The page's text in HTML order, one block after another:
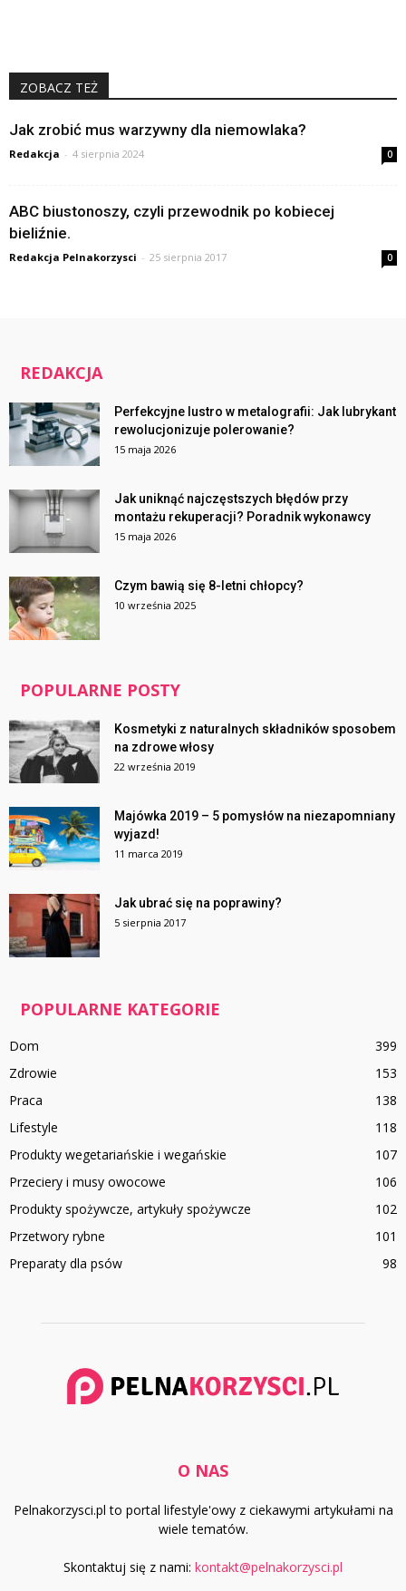
ZOBACZ TEŻ
Jak zrobić mus warzywny dla niemowlaka?
Redakcja - 4 sierpnia 2024 0
ABC biustonoszy, czyli przewodnik po kobiecej
bieliźnie.
Redakcja Pelnakorzysci - 25 sierpnia 2017 0
REDAKCJA
Perfekcyjne lustro w metalografii: Jak lubrykant
rewolucjonizuje polerowanie?
15 maja 2026
Jak uniknąć najczęstszych błędów przy
montażu rekuperacji? Poradnik wykonawcy
15 maja 2026
Czym bawią się 8-letni chłopcy?
10 września 2025
POPULARNE POSTY
Kosmetyki z naturalnych składników sposobem
na zdrowe włosy
22 września 2019
Majówka 2019 – 5 pomysłów na niezapomniany
wyjazd!
11 marca 2019
Jak ubrać się na poprawiny?
5 sierpnia 2017
POPULARNE KATEGORIE
Dom
399
Zdrowie
153
Praca
138
Lifestyle
118
Produkty wegetariańskie i wegańskie
107
Przeciery i musy owocowe
106
Produkty spożywcze, artykuły spożywcze
102
Przetwory rybne
101
Preparaty dla psów
98
O NAS
Pelnakorzysci.pl to portal lifestyle'owy z ciekawymi artykułami na
wiele tematów.
Skontaktuj się z nami: kontakt@pelnakorzysci.pl